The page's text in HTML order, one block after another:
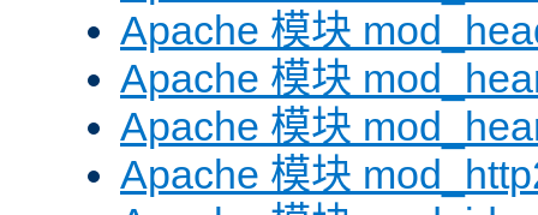
Apache 模块
Apache 模块
Apache 模块
Apache 模块